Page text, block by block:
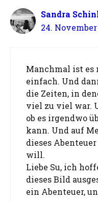
Sandra
24.
Manchmal ist es
einfach. Und
die Zeiten, in
viel zu viel war.
ob es irgendwo
kann. Und auf
dieses
will.
Liebe Su, ich
dieses Bild
ein Abenteuer,